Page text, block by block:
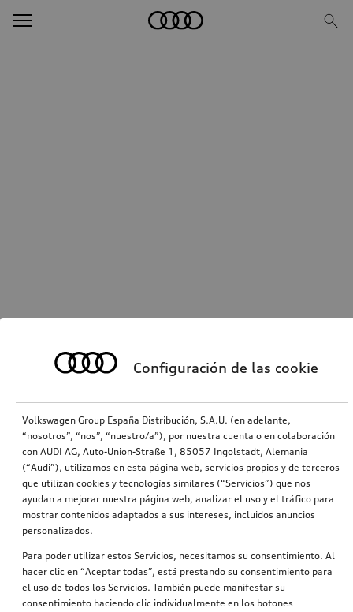
Configuración de las cookie
Volkswagen Group España Distribución, S.A.U. (en adelante,
“nosotros”, “nos”, “nuestro/a”), por nuestra cuenta o en colaboración
con AUDI AG, Auto-Union-Straße 1, 85057 Ingolstadt, Alemania
(“Audi”), utilizamos en esta página web, servicios propios y de terceros
que utilizan cookies y tecnologías similares (“Servicios”) que nos
ayudan a mejorar nuestra página web, analizar el uso y el tráfico para
mostrar contenidos adaptados a sus intereses, incluidos anuncios
personalizados.
Para poder utilizar estos Servicios, necesitamos su consentimiento. Al
hacer clic en “Aceptar todas”, está prestando su consentimiento para
el uso de todos los Servicios. También puede manifestar su
consentimiento haciendo clic individualmente en los botones